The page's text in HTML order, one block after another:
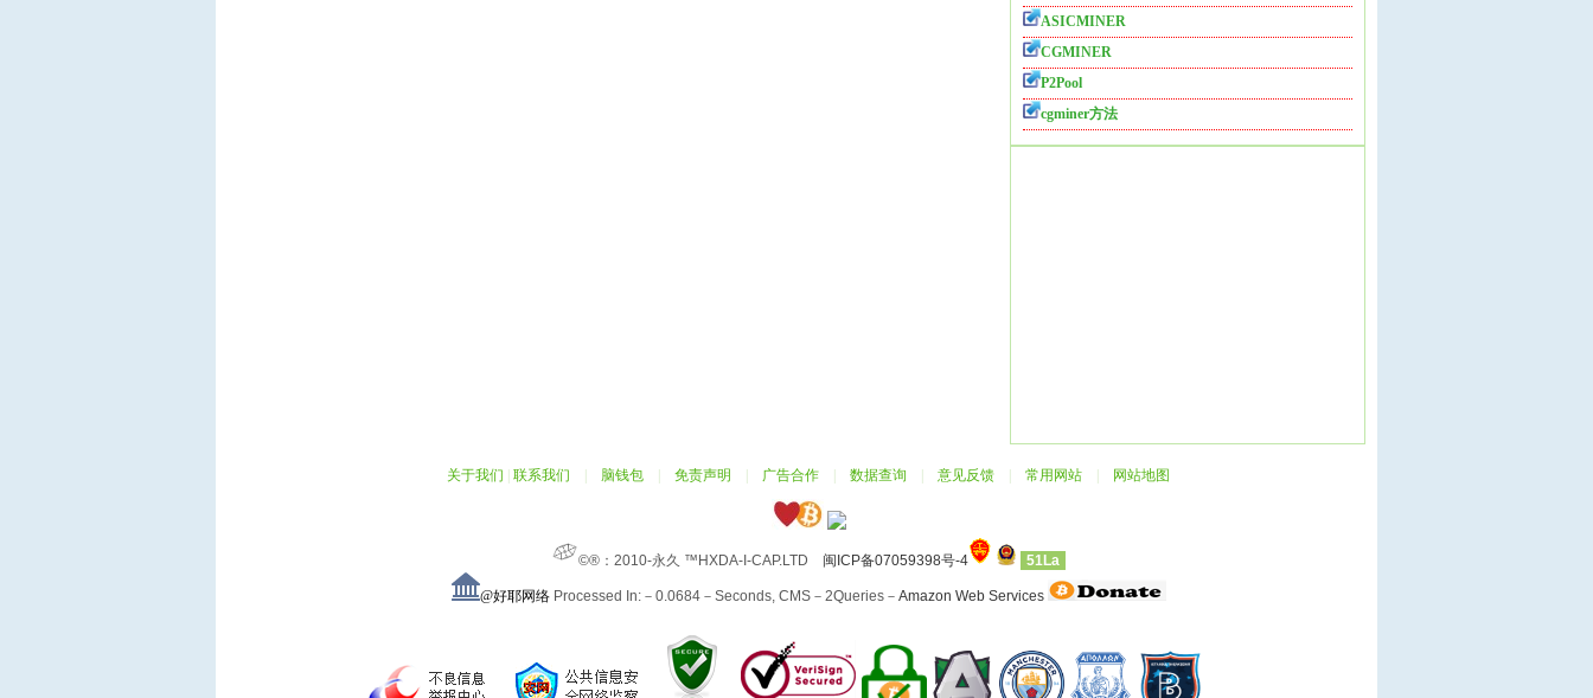
ASICMINER
CGMINER
P2Pool
cgminer方法
关于我们 联系我们 脑钱包 免责声明 广告合作 数据查询 意见反馈 常用网站 网站地图
©®：2010-永久 ™HXDA-I-CAP.LTD 闽ICP备07059398号-4 51La
@好耶网络 Processed In:－0.0684－Seconds, CMS－2Queries－ Amazon Web Services